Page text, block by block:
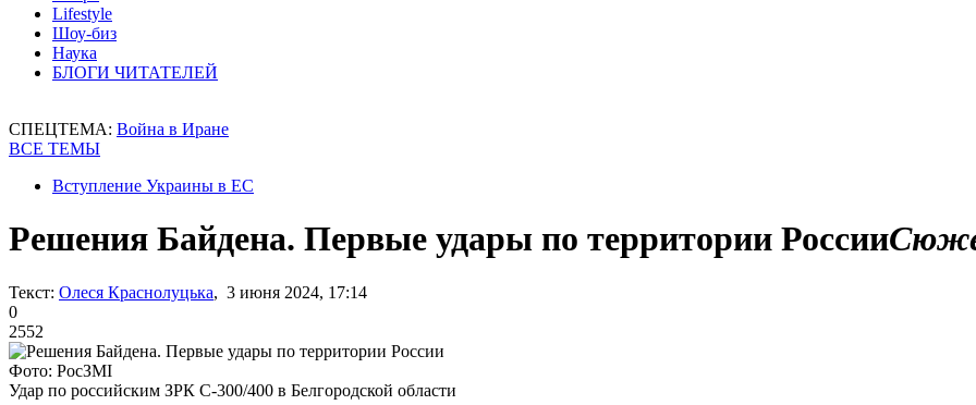
Lifestyle
Шоу-биз
Наука
БЛОГИ ЧИТАТЕЛЕЙ
СПЕЦТЕМА: Война в Иране
ВСЕ ТЕМЫ
Вступление Украины в ЕС
Решения Байдена. Первые удары по территории России
Текст: Олеся Краснолуцька, 3 июня 2024, 17:14
0
2552
Фото: РосЗМІ
Удар по российским ЗРК С-300/400 в Белгородской области